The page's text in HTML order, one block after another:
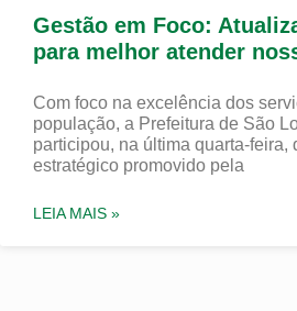
Gestão em Foco:
para melhor atender
Com foco na excelência dos
população, a Prefeitura de São
participou, na última quarta-feira,
estratégico promovido pela
LEIA MAIS »